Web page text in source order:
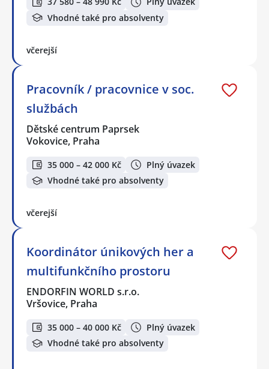
Vhodné také pro absolventy
včerejší
Pracovník / pracovnice v soc.
službách
Dětské centrum Paprsek
Vokovice, Praha
35 000 – 42 000 Kč
Plný úvazek
Vhodné také pro absolventy
včerejší
Koordinátor únikových her a
multifunkčního prostoru
ENDORFIN WORLD s.r.o.
Vršovice, Praha
35 000 – 40 000 Kč
Plný úvazek
Vhodné také pro absolventy